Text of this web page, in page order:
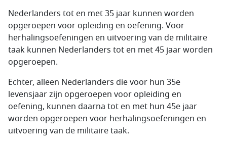
Nederlanders tot en met 35 jaar kunnen worden
opgeroepen voor opleiding en oefening. Voor
herhalingsoefeningen en uitvoering van de militaire
taak kunnen Nederlanders tot en met 45 jaar worden
opgeroepen.
Echter, alleen Nederlanders die voor hun 35e
levensjaar zijn opgeroepen voor opleiding en
oefening, kunnen daarna tot en met hun 45e jaar
worden opgeroepen voor herhalingsoefeningen en
uitvoering van de militaire taak.